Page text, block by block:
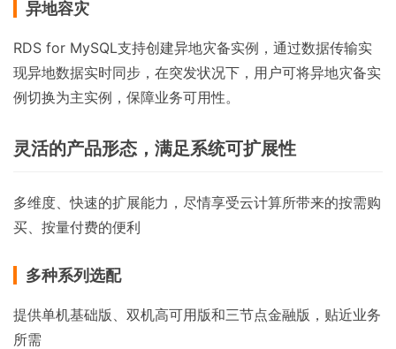
异地容灾
RDS for MySQL支持创建异地灾备实例，通过数据传输实
现异地数据实时同步，在突发状况下，用户可将异地灾备实
例切换为主实例，保障业务可用性。
灵活的产品形态，满足系统可扩展性
多维度、快速的扩展能力，尽情享受云计算所带来的按需购
买、按量付费的便利
多种系列选配
提供单机基础版、双机高可用版和三节点金融版，贴近业务
所需